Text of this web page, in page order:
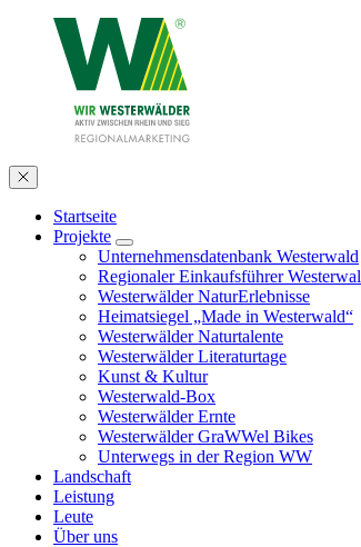
Startseite
Projekte
Unternehmensdatenbank Westerwald
Regionaler Einkaufsführer
Westerwälder NaturErlebnisse
Heimatsiegel „Made in Westerwald“
Westerwälder Naturtalente
Westerwälder Literaturtage
Kunst & Kultur
Westerwald-Box
Westerwälder Ernte
Westerwälder GraWWel Bikes
Unterwegs in der Region WW
Landschaft
Leistung
Leute
Über uns